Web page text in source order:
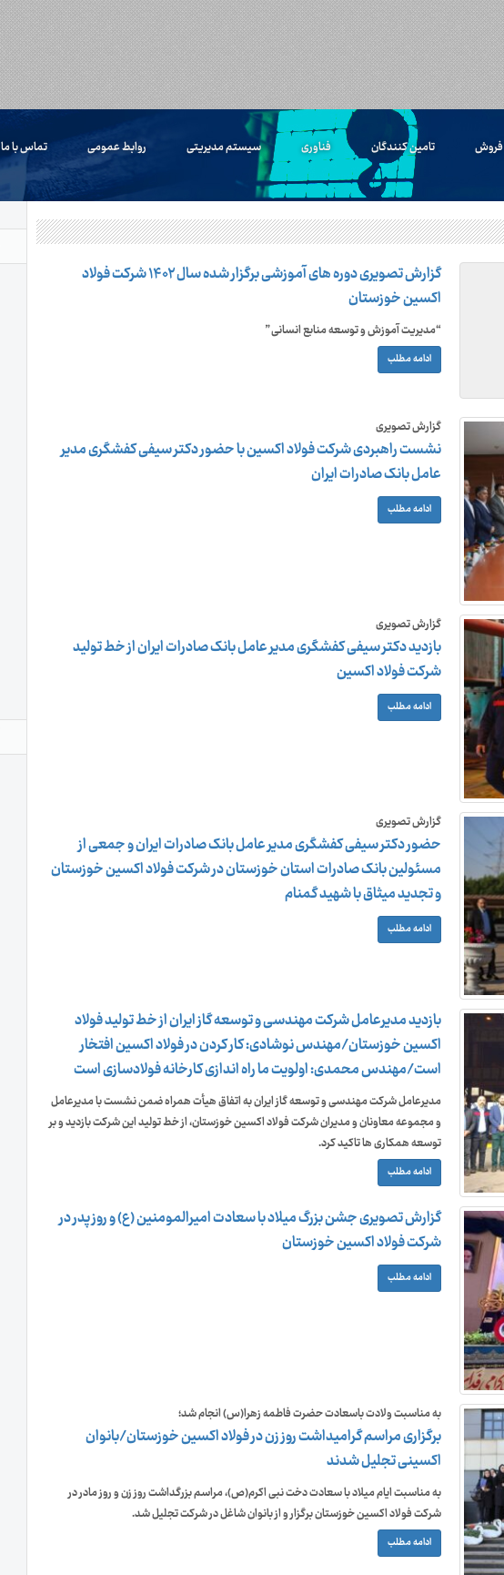
فروش تامین کنندگان فناوری سیستم مدیریتی روابط عمومی تماس با ما
گزارش تصویری دوره های آموزشی برگزار شده سال ۱۴۰۲ شرکت فولاد
اکسین خوزستان
“مدیریت آموزش و توسعه منابع انسانی”
ادامه مطلب
گزارش تصویری
نشست راهبردی شرکت فولاد اکسین با حضور دکتر سیفی کفشگری مدیر
عامل بانک صادرات ایران
ادامه مطلب
گزارش تصویری
بازدید دکتر سیفی کفشگری مدیر عامل بانک صادرات ایران از خط تولید
شرکت فولاد اکسین
ادامه مطلب
گزارش تصویری
حضور دکتر سیفی کفشگری مدیر عامل بانک صادرات ایران و جمعی از
مسئولین بانک صادرات استان خوزستان در شرکت فولاد اکسین خوزستان
و تجدید میثاق با شهید گمنام
ادامه مطلب
بازدید مدیرعامل شرکت مهندسی و توسعه گاز ایران از خط تولید فولاد
اکسین خوزستان/مهندس نوشادی: کار کردن در فولاد اکسین افتخار
است/مهندس محمدی: اولویت ما راه اندازی کارخانه فولادسازی است
مدیرعامل شرکت مهندسی و توسعه گاز ایران به اتفاق هیأت همراه ضمن نشست با مدیرعامل
و مجموعه معاونان و مدیران شرکت فولاد اکسین خوزستان، از خط تولید این شرکت بازدید و بر
توسعه همکاری ها تاکید کرد.
ادامه مطلب
گزارش تصویری جشن بزرگ میلاد با سعادت امیرالمومنین (ع) و روز پدر در
شرکت فولاد اکسین خوزستان
ادامه مطلب
به مناسبت ولادت باسعادت حضرت فاطمه زهرا(س) انجام شد؛
برگزاری مراسم گرامیداشت روز زن در فولاد اکسین خوزستان/بانوان
اکسینی تجلیل شدند
به مناسبت ایام میلاد با سعادت دخت نبی اکرم(ص)، مراسم بزرگداشت روز زن و روز مادر در
شرکت فولاد اکسین خوزستان برگزار و از بانوان شاغل در شرکت تجلیل شد.
ادامه مطلب